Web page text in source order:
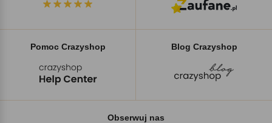
Pomoc Crazyshop Blog Crazyshop
Obserwuj nas